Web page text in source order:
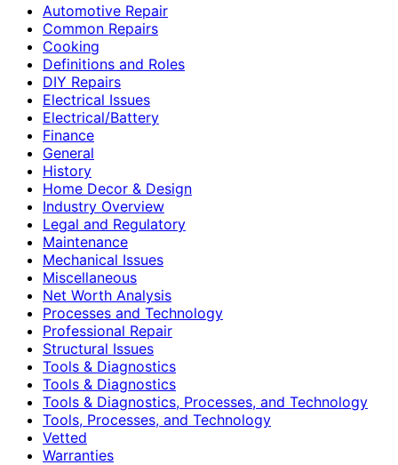
Automotive Repair
Common Repairs
Cooking
Definitions and Roles
DIY Repairs
Electrical Issues
Electrical/Battery
Finance
General
History
Home Decor & Design
Industry Overview
Legal and Regulatory
Maintenance
Mechanical Issues
Miscellaneous
Net Worth Analysis
Processes and Technology
Professional Repair
Structural Issues
Tools & Diagnostics
Tools & Diagnostics
Tools & Diagnostics, Processes, and Technology
Tools, Processes, and Technology
Vetted
Warranties